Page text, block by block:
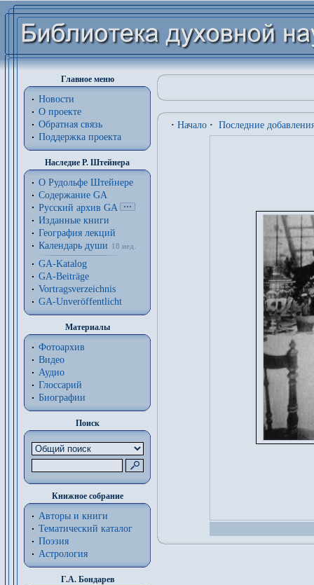
Главное меню
Новости
О проекте
Обратная связь
Поддержка проекта
Наследие Р. Штейнера
О Рудольфе Штейнере
Содержание GA
Русский архив GA
Изданные книги
География лекций
Календарь души
18 нед.
GA-Katalog
GA-Beiträge
Vortragsverzeichnis
GA-Unveröffentlicht
Материалы
Фотоархив
Видео
Аудио
Глоссарий
Биографии
Поиск
Книжное собрание
Авторы и книги
Тематический каталог
Поэзия
Астрология
Г.А. Бондарев
· Начало · Последние